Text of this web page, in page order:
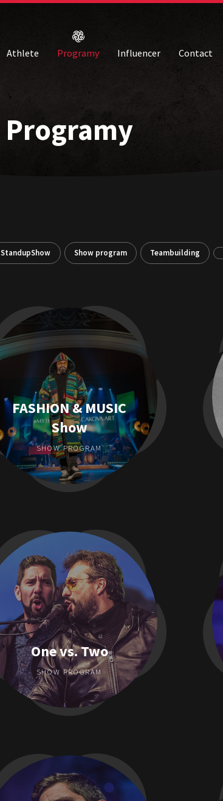
Athlete Programy Influencer Contact
Programy
StandupShow Show program Teambuilding
FASHION & MUSIC
Show
SHOW PROGRAM
One vs. Two
SHOW PROGRAM